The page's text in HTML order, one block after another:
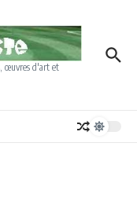
œuvres d'art et